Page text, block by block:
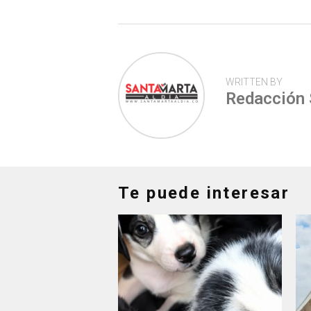
WRITTEN BY
Redacción
Te puede interesar